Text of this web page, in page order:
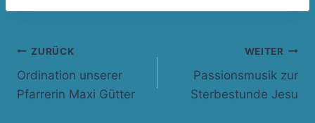
Beitragsnavigation
ZURÜCK
Ordination unserer
Pfarrerin Maxi Gütter
WEITER
Passionsmusik zur
Sterbestunde Jesu